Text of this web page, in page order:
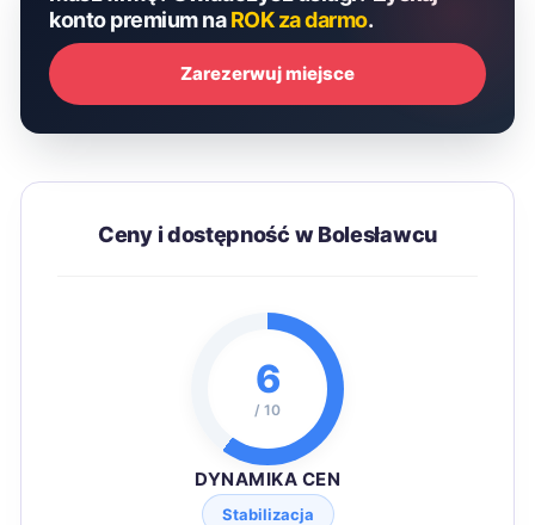
konto premium naROK za darmo.
Zarezerwuj miejsce
Ceny i dostępność w Bolesławcu
6
/ 10
DYNAMIKA CEN
Stabilizacja